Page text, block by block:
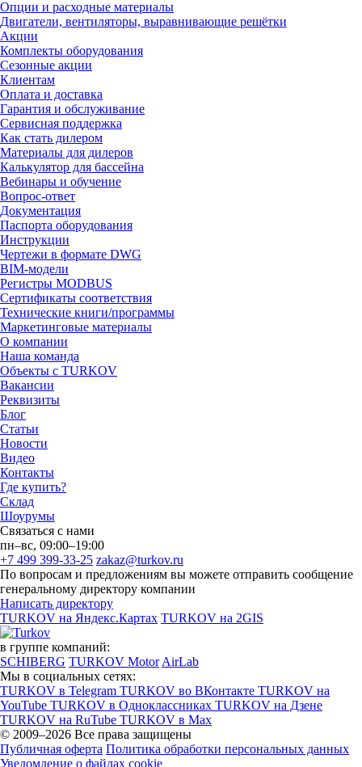
Опции и расходные материалы
Двигатели, вентиляторы, выравнивающие решётки
Акции
Комплекты оборудования
Сезонные акции
Клиентам
Оплата и доставка
Гарантия и обслуживание
Сервисная поддержка
Как стать дилером
Материалы для дилеров
Калькулятор для бассейна
Вебинары и обучение
Вопрос-ответ
Документация
Паспорта оборудования
Инструкции
Чертежи в формате DWG
BIM-модели
Регистры MODBUS
Сертификаты соответствия
Технические книги/программы
Маркетинговые материалы
О компании
Наша команда
Объекты с TURKOV
Вакансии
Реквизиты
Блог
Статьи
Новости
Видео
Контакты
Где купить?
Склад
Шоурумы
Связаться с нами
пн–вс, 09:00–19:00
+7 499 399-33-25 zakaz@turkov.ru
По вопросам и предложениям вы можете отправить сообщение
генеральному директору компании
Написать директору
TURKOV на Яндекс.Картах TURKOV на 2GIS
в группе компаний:
SCHIBERG TURKOV Motor AirLab
Мы в социальных сетях:
TURKOV в Telegram TURKOV во ВКонтакте TURKOV на
YouTube TURKOV в Одноклассниках TURKOV на Дзене
TURKOV на RuTube TURKOV в Max
© 2009–2026 Все права защищены
Публичная оферта Политика обработки персональных данных
Уведомление о файлах cookie